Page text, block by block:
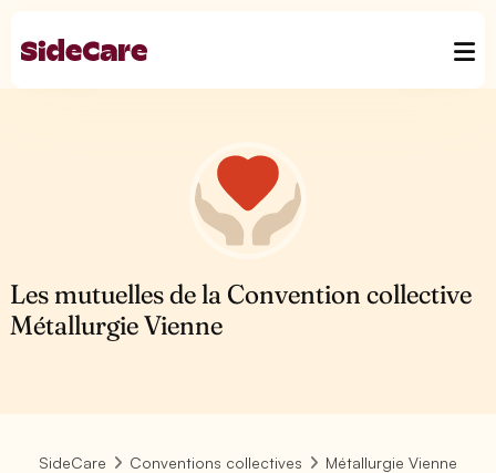
Les mutuelles de la Convention collective
Métallurgie Vienne
SideCare Conventions collectives
Métallurgie Vienne